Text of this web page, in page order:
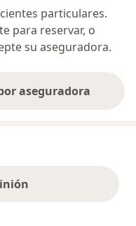
particulares.
para reservar, o
su aseguradora.
aseguradora